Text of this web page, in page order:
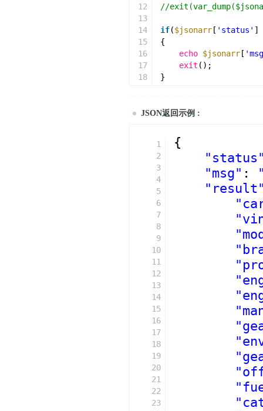
12
13
14
15
16
17
18
21
//
if($jsonarr [ 'status' ]
{
echo $jsonarr [
exit ();
}
echo $result
echo
echo
JSON返回示例 :
1
2
3
4
5
6
7
8
9
10
11
12
13
14
15
16
17
18
19
20
21
22
23
{
"msg" :